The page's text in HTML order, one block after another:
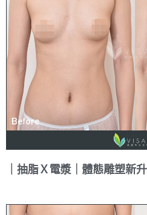
｜抽脂Ｘ電漿｜體態雕塑新